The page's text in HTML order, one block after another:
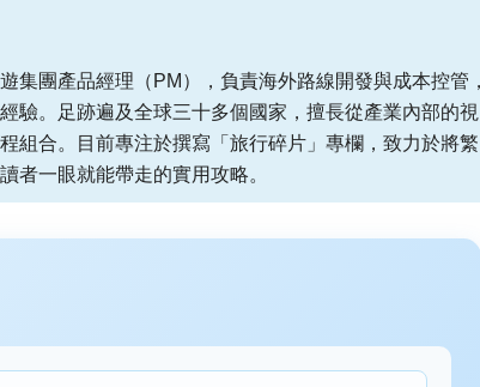
集團產品經理（PM），負責海外路線開發與成本控管
驗。足跡遍及全球三十多個國家，擅長從產業內部的視
組合。目前專注於撰寫「旅行碎片」專欄，致力於將繁
者一眼就能帶走的實用攻略。